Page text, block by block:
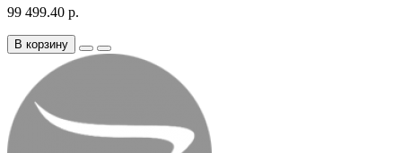
99 499.40 р.
В корзину